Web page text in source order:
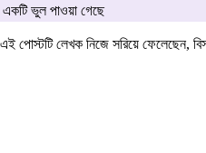
একটি ভুল পাওয়া গেছে
এই পোস্টটি লেখক নিজে সরিয়ে ফেলেছেন,